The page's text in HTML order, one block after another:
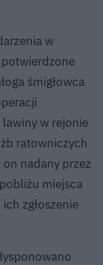
w
potwierdzone
śmigłowca
lawiny w rejonie
ratowniczych
nadany przez
miejsca
zgłoszenie